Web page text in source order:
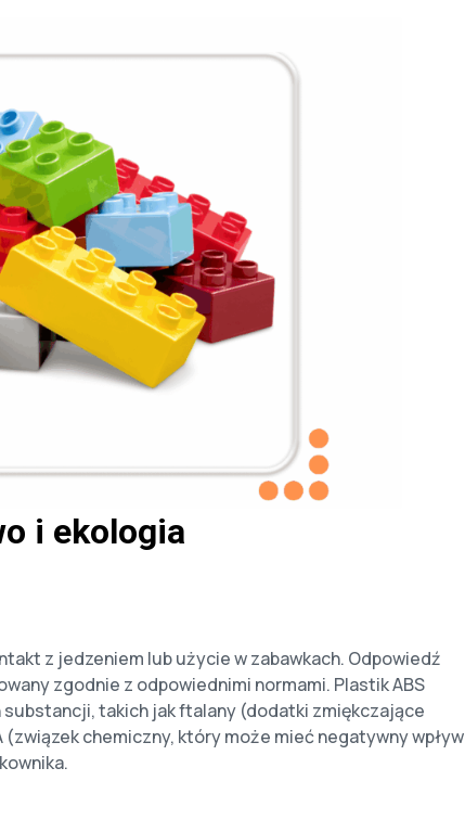
i ekologia
z jedzeniem lub użycie w zabawkach. Odpowiedź
zgodnie z odpowiednimi normami. Plastik ABS
takich jak ftalany (dodatki zmiękczające
chemiczny, który może mieć negatywny wpływ